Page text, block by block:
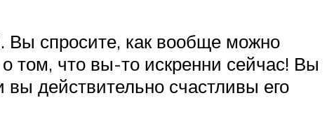
Вы спросите, как вообще можно
том, что вы-то искренни сейчас! Вы
вы действительно счастливы его